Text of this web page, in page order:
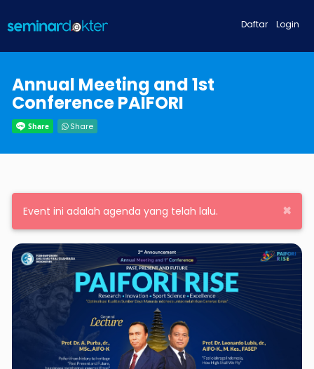
Login
Daftar
Annual Meeting and 1st
Conference PAIFORI
Share
×
Event ini adalah agenda yang telah lalu.